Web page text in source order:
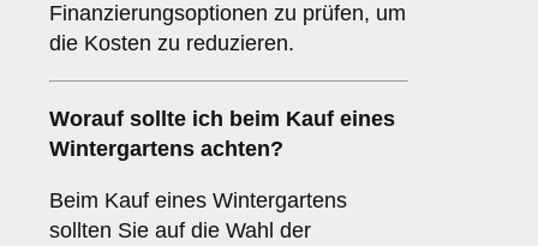
Finanzierungsoptionen zu prüfen, um
die Kosten zu reduzieren.
Worauf sollte ich beim Kauf eines
Wintergartens achten?
Beim Kauf eines Wintergartens
sollten Sie auf die Wahl der